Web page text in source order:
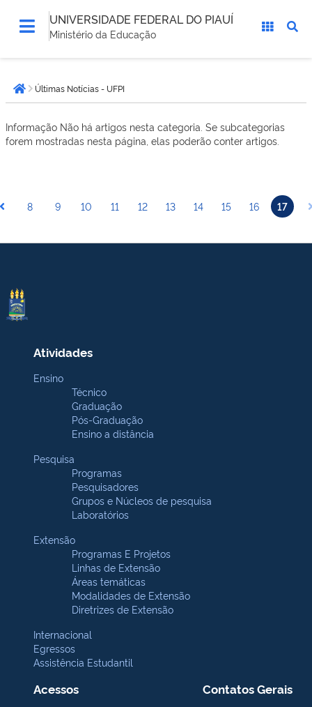
UNIVERSIDADE FEDERAL DO PIAUÍ
Ministério da Educação
está
aqui:Página inicial
Últimas Notícias - UFPI
Informação Não há artigos nesta categoria. Se subcategorias
forem mostradas nesta página, elas poderão conter artigos.
8 9 10 11 12 13 14 15 16 17
Atividades
Ensino
Técnico
Graduação
Pós-Graduação
Ensino a distância
Pesquisa
Programas
Pesquisadores
Grupos e Núcleos de pesquisa
Laboratórios
Extensão
Programas E Projetos
Linhas de Extensão
Áreas temáticas
Modalidades de Extensão
Diretrizes de Extensão
Internacional
Egressos
Assistência Estudantil
Acessos Contatos Gerais